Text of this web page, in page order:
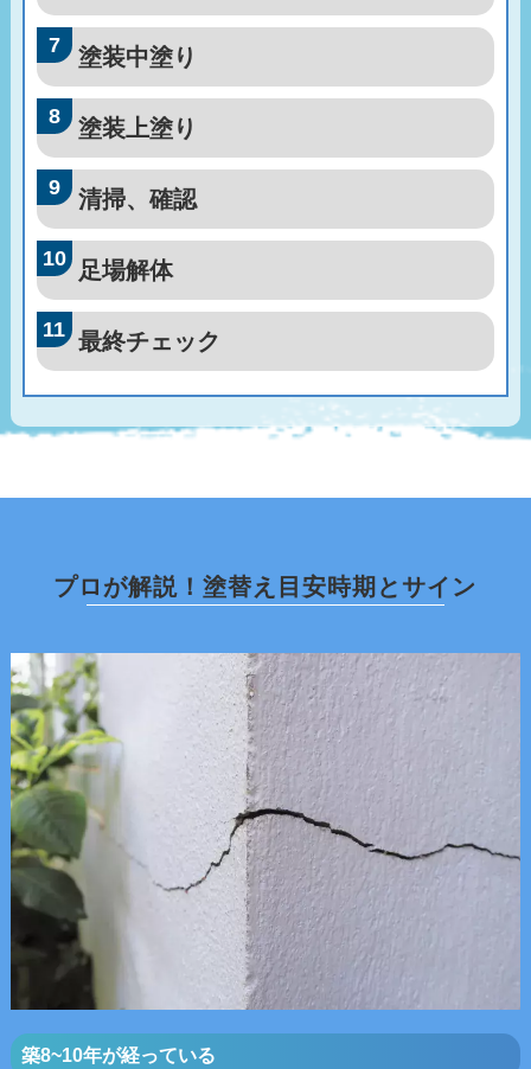
塗装中塗り
塗装上塗り
清掃、確認
足場解体
最終チェック
プロ が解説 ！塗替え 目安時期とサイ ン
築8~10年が経っている